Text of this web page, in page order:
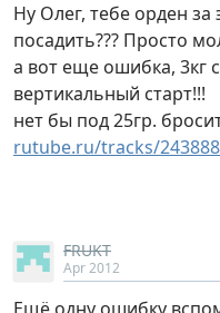
Ну Олег, тебе орден за
посадить??? Просто
а вот еще ошибка, 3кг
вертикальный старт!!!
нет бы под 25гр.
rutube.ru/tracks/
FRUKT
Apr 2012